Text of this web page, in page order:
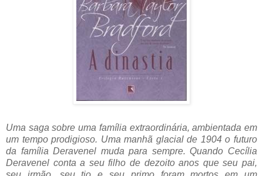
Uma saga sobre uma família extraordinária, ambientada em
um tempo prodigioso. Uma manhã glacial de 1904 o futuro
da família Deravenel muda para sempre. Quando Cecília
Deravenel conta a seu filho de dezoito anos que seu pai,